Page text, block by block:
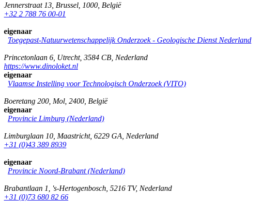
Jennerstraat 13 Brussel 1000 België
+32 2 788 76 00-01
eigenaar
Toegepast-Natuurwetenschappelijk Onderzoek - Geologische Dienst Nederland
Princetonlaan 6 Utrecht, 3584 CB Nederland
https://www.dinoloket.nl
eigenaar
Vlaamse Instelling voor Technologisch Onderzoek (VITO)
Boeretang 200 Mol 2400 België
eigenaar
Provincie Limburg (Nederland)
Limburglaan 10 Maastricht, 6229 GA Nederland
+31 (0)43 389 8939
eigenaar
Provincie Noord-Brabant (Nederland)
Brabantlaan 1 's-Hertogenbosch 5216 TV, Nederland
+31 (0)73 680 82 66